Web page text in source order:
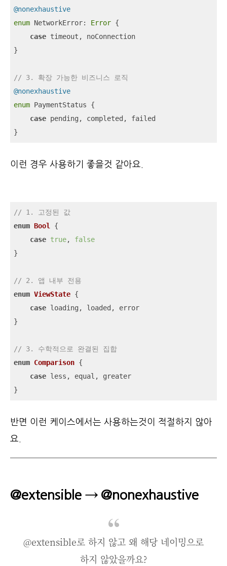
@nonexhaustive
enum NetworkError: Error {
case timeout, noConnection
}
// 3. 확장 가능한 비즈니스 로직
@nonexhaustive
enum PaymentStatus {
case pending, completed, failed
}
이런 경우 사용하기 좋을것 같아요.
// 1. 고정된 값
enum Bool
{
case true, false
}
// 2. 앱 내부 전용
enum ViewState {
case loading, loaded, error
}
// 3. 수학적으로 완결된 집합
enum Comparison {
case less, equal, greater
}
반면 이런 케이스에서는 사용하는것이 적절하지 않아
요.
@extensible → @nonexhaustive
@extensible로 하지 않고 왜 해당 네이밍으로
하지 않았을까요?